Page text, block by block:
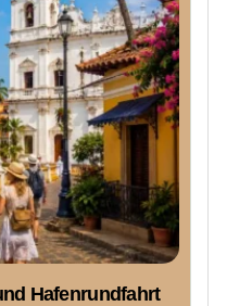
Hafenrundfahrt